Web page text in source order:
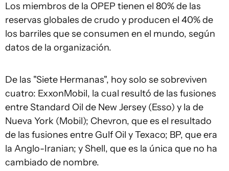
Los miembros de la OPEP tienen el 80% de las
reservas globales de crudo y producen el 40% de
los barriles que se consumen en el mundo, según
datos de la organización.
De las "Siete Hermanas", hoy solo se sobreviven
cuatro: ExxonMobil, la cual resultó de las fusiones
entre Standard Oil de New Jersey (Esso) y la de
Nueva York (Mobil); Chevron, que es el resultado
de las fusiones entre Gulf Oil y Texaco; BP, que era
la Anglo-Iranian; y Shell, que es la única que no ha
cambiado de nombre.